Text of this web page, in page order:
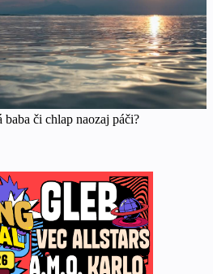
či chlap naozaj páči?